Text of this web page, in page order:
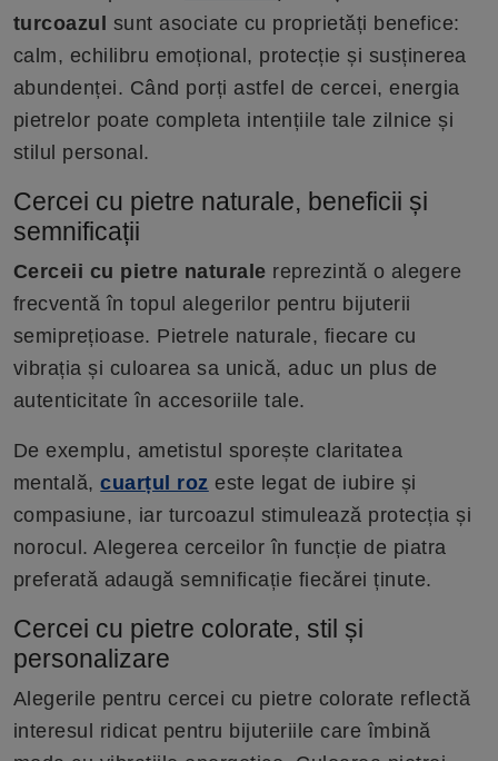
turcoazul
sunt asociate cu proprietăți benefice:
calm, echilibru emoțional, protecție și susținerea
abundenței. Când porți astfel de cercei, energia
pietrelor poate completa intențiile tale zilnice și
stilul personal.
Cercei cu pietre naturale, beneficii și
semnificații
Cerceii cu pietre naturale reprezintă o alegere
frecventă în topul alegerilor pentru bijuterii
semiprețioase. Pietrele naturale, fiecare cu
vibrația și culoarea sa unică, aduc un plus de
autenticitate în accesoriile tale.
De exemplu, ametistul sporește claritatea
mentală,cuarțul roz este legat de iubire și
compasiune, iar turcoazul stimulează protecția și
norocul. Alegerea cerceilor în funcție de piatra
preferată adaugă semnificație fiecărei ținute.
Cercei cu pietre colorate, stil și
personalizare
Alegerile pentru cercei cu pietre colorate reflectă
interesul ridicat pentru bijuteriile care îmbină